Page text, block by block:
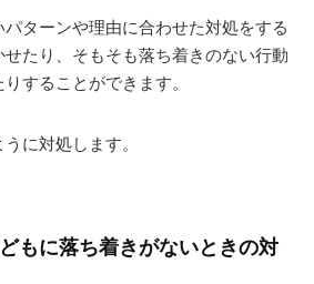
ターンや理由に合わせた対処をする
たり、そもそも落ち着きのない行動
することができます。
に対処します。
もに落ち着きがないときの対